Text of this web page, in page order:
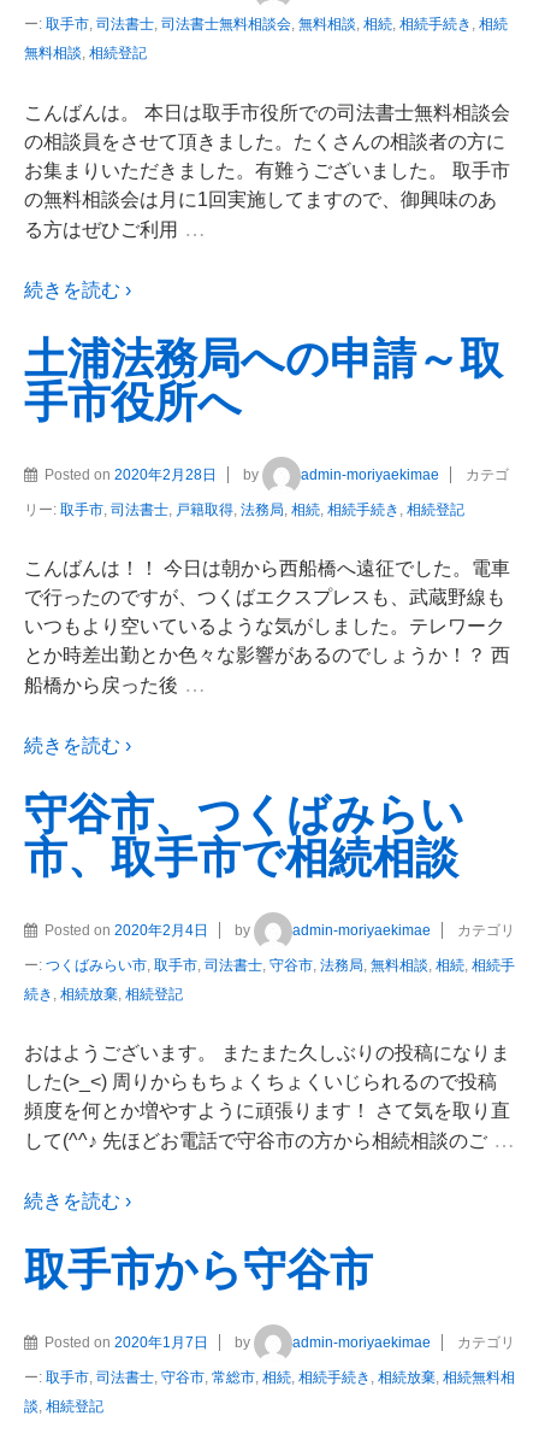
ー: 取手市, 司法書士, 司法書士無料相談会, 無料相談, 相続, 相続手続き , 相続
無料相談, 相続登記
こんばんは。 本日は取手市役所での司法書士無料相談会
の相談員をさせて頂きました。たくさんの相談者の方に
お集まりいただきました。有難うございました。 取手市
の無料相談会は月に1回実施してますので、御興味のあ
る方はぜひご利用 …
続きを読む ›
土浦法務局への申請～取
手市役所へ
Posted on 2020年2月28日 by admin-moriyaekimae カテゴ
リー: 取手市 司法書士 戸籍取得 法務局 相続 相続手続き 相続登記
こんばんは！！ 今日は朝から西船橋へ遠征でした。電車
で行ったのですが、つくばエクスプレスも、武蔵野線も
いつもより空いているような気がしました。テレワーク
とか時差出勤とか色々な影響があるのでしょうか！？ 西
船橋から戻った後 …
続きを読む ›
守谷市、つくばみらい
市、取手市で相続相談
Posted on 2020年2月4日 by admin-moriyaekimae カテゴリ
ー: つくばみらい市, 取手市, 司法書士, 守谷市, 法務局, 無料相談, 相続, 相続手
続き , 相続放棄, 相続登記
おはようございます。 またまた久しぶりの投稿になりま
した(>_<) 周りからもちょくちょくいじられるので投稿
頻度を何とか増やすように頑張ります！ さて気を取り直
して(^^♪ 先ほどお電話で守谷市の方から相続相談のご …
続きを読む ›
取手市から守谷市
Posted on 2020年1月7日 by admin-moriyaekimae カテゴリ
ー: 取手市, 司法書士, 守谷市, 常総市, 相続, 相続手続き , 相続放棄, 相続無料相
談, 相続登記